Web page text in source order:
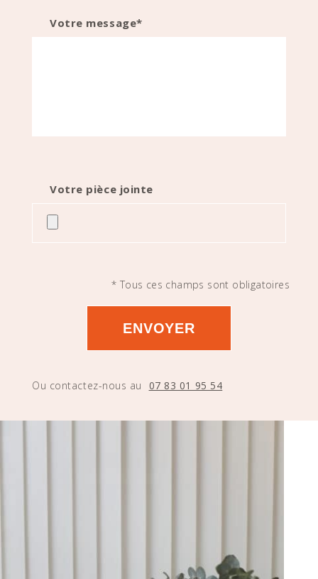
Votre message*
Votre pièce jointe
* Tous ces champs sont obligatoires
Ou contactez-nous au 07 83 01 95 54